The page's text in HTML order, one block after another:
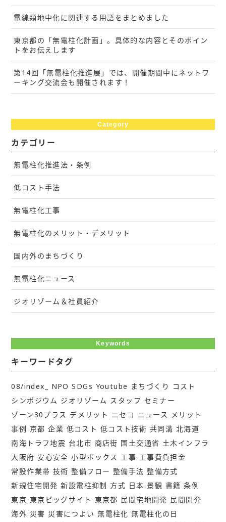
電線類地中化に関連する用語をまとめました
東京都の「無電柱化計画」。具体的な内容とそのポイン
トをお伝えします
第14回「無電柱化推進展」では、開催期間中にネットワ
ーキング交流会も開催されます！
Category
カテゴリー
無電柱化推進法・条例
低コスト手法
無電柱化工事
無電柱化のメリット・デメリット
国内外のまちづくり
無電柱化ニュース
ジオリゾーム＆社員紹介
Keywords
キーワードタグ
08/index_ NPO SDGs Youtube まちづくり
コスト
シンポジウム ジオリゾーム スタッフ セミナー
ゾーン30プラス デメリット ニセコ ニュース
メリット
事例 京都 企業 低コスト 低コスト技術 共同溝 北海道
南海トラフ地震 台北市 商店街 国土交通省 土木インフラ
大阪府 安心安全 小型ボックス 工事 工事費負担金
常設作業帯 技術 整備フロー 整備手法 整備方式
新規住宅開発 新設電柱抑制 方式 日本 景観 書籍 条例
東京 東京ビッグサイト 東京都 民間宅地開発 民間開発
海外 災害 災害につよい 無電柱化 無電柱化の日